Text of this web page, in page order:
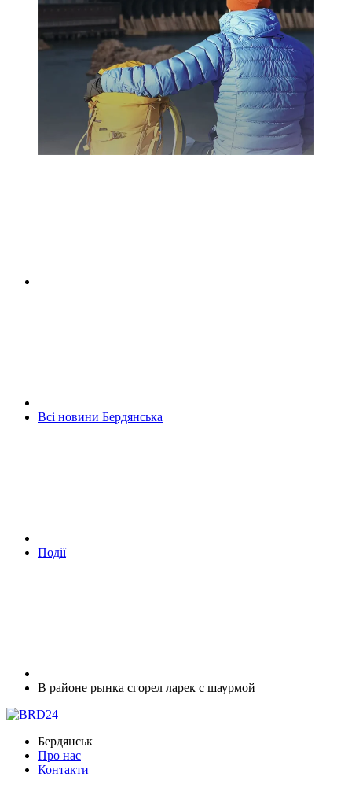
Всі новини Бердянська
Події
В районе рынка сгорел ларек с шаурмой
Бердянськ
Про нас
Контакти